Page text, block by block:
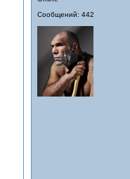
Сообщений: 442